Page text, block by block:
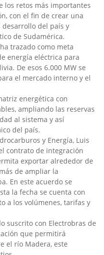
los retos más importantes
con el fin de crear una
del país y
de Sudamérica.
trazado como meta
energía eléctrica para
De esos 6.000 MW se
el mercado interno y el
energética con
ampliando las reservas
al sistema y así
del país.
y Energía, Luis
contrato de integración
exportar alrededor de
de ampliar la
En este acuerdo se
la fecha se cuenta con
a los volúmenes, tarifas y
suscrito con Electrobras de
que permitirá
el río Madera, este